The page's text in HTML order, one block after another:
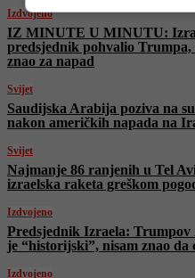
Izdvojeno
IZ MINUTE U MINUTU:
predsjednik pohvalio
znao za napad
Svijet
Saudijska Arabija poziva na
nakon američkih napada na
Svijet
Najmanje 86 ranjenih u Tel
izraelska raketa greškom
Izdvojeno
Predsjednik Izraela: Trumpov
je “historijski”, nisam znao da
Izdvojeno